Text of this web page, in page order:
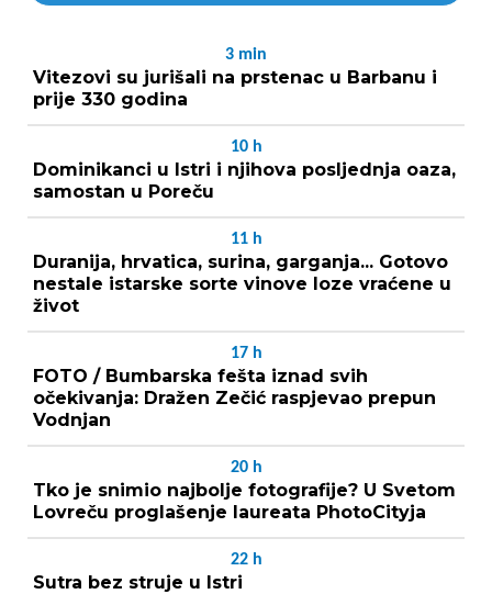
3 min
Vitezovi su jurišali na prstenac u Barbanu i
prije 330 godina
10 h
Dominikanci u Istri i njihova posljednja oaza,
samostan u Poreču
11 h
Duranija, hrvatica, surina, garganja... Gotovo
nestale istarske sorte vinove loze vraćene u
život
17 h
FOTO / Bumbarska fešta iznad svih
očekivanja: Dražen Zečić raspjevao prepun
Vodnjan
20 h
Tko je snimio najbolje fotografije? U Svetom
Lovreču proglašenje laureata PhotoCityja
22 h
Sutra bez struje u Istri